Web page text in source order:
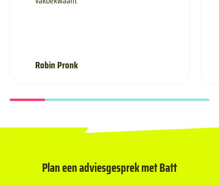
Robin Pronk
Plan een adviesgesprek met Batt